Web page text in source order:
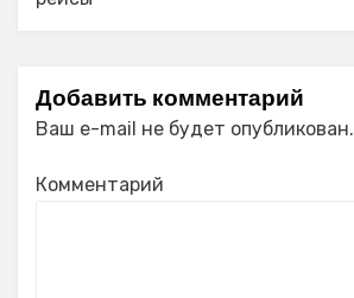
Добавить комментарий
Ваш e-mail не будет опубликован.
Комментарий